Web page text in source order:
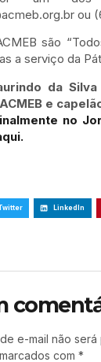
ou
são
a serviço da
da
e
no
LinkedIn
e-mail não será
com *